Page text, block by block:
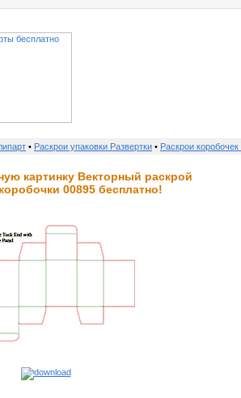
• Раскрои упаковки Развертки • Раскрои коробочек
картинку Векторный раскрой
00895 бесплатно!